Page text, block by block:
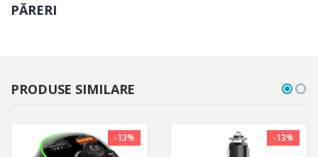
PĂRERI
PRODUSE SIMILARE
-13% -13%